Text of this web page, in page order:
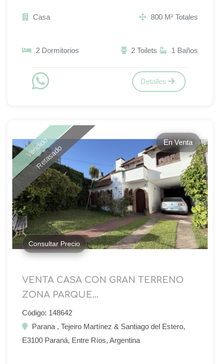
Casa 800 M² Totales
2 Dormitorios 1 Baños
2 Toilets
Detalles
Vendido
Retasado
En Venta
Consultar Precio
VENTA CASA CON GRAN TERRENO
ZONA PARQUE...
Código: 148642
Parana , Tejeiro Martínez & Santiago del Estero,
E3100 Paraná, Entre Ríos, Argentina